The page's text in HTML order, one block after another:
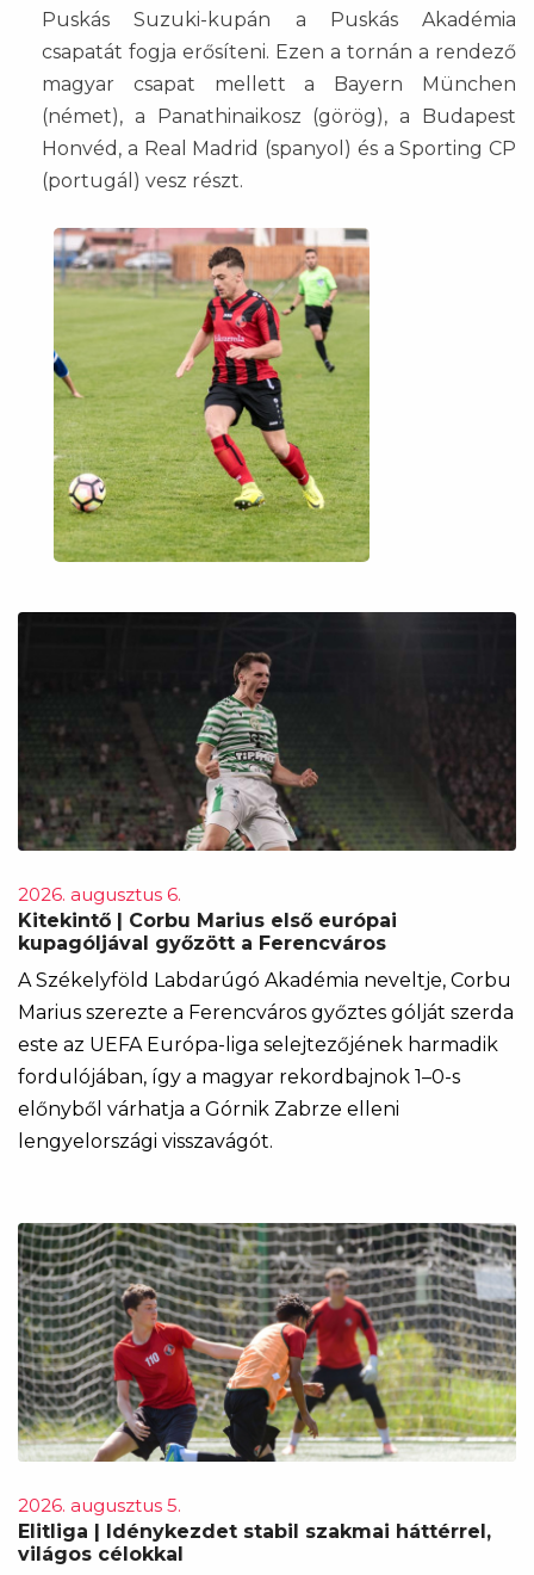
Puskás Suzuki-kupán a Puskás Akadémia
csapatát fogja erősíteni. Ezen a tornán a rendező
magyar csapat mellett a Bayern München
(német), a Panathinaikosz (görög), a Budapest
Honvéd, a Real Madrid (spanyol) és a Sporting CP
(portugál) vesz részt.
2026. augusztus 6.
Kitekintő | Corbu Marius első európai
kupagóljával győzött a Ferencváros
A Székelyföld Labdarúgó Akadémia neveltje, Corbu
Marius szerezte a Ferencváros győztes gólját szerda
este az UEFA Európa-liga selejtezőjének harmadik
fordulójában, így a magyar rekordbajnok 1–0-s
előnyből várhatja a Górnik Zabrze elleni
lengyelországi visszavágót.
2026. augusztus 5.
Elitliga | Idénykezdet stabil szakmai háttérrel,
világos célokkal